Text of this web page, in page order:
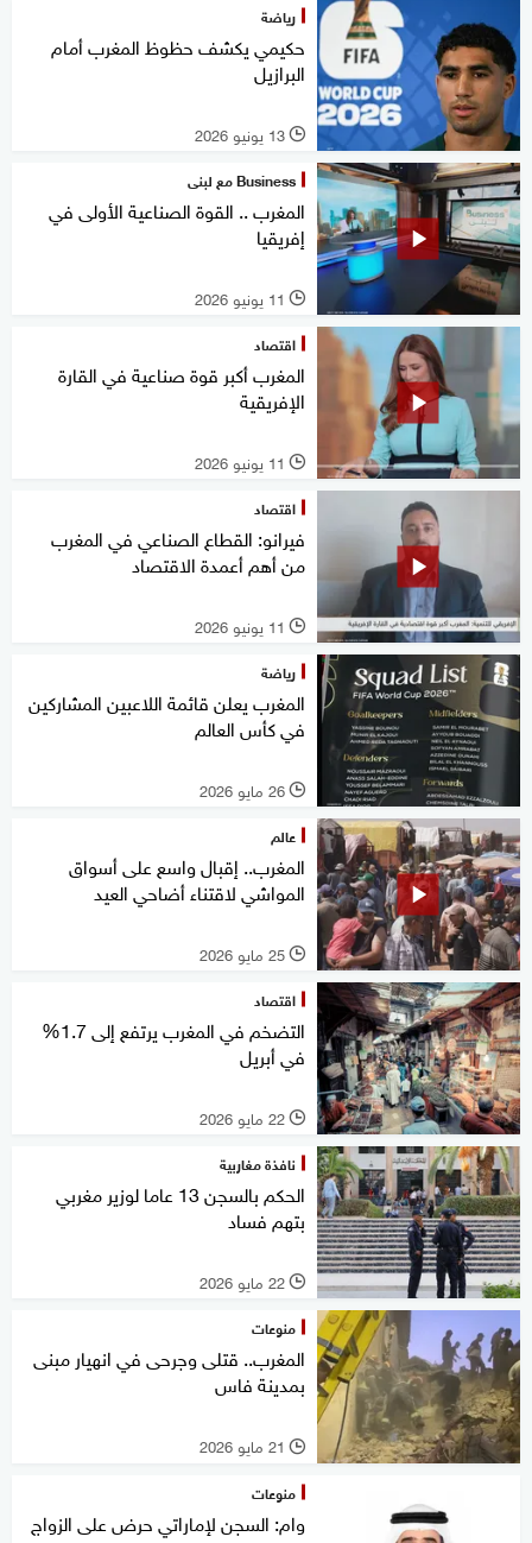
رياضة
حكيمي يكشف حظوظ المغرب أمام
البرازيل
l 13 يونيو 2026
Business مع لبنى
المغرب .. القوة الصناعية الأولى في
إفريقيا
l 11 يونيو 2026
اقتصاد
المغرب أكبر قوة صناعية في القارة
الإفريقية
l 11 يونيو 2026
اقتصاد
فيرانو: القطاع الصناعي في المغرب
من أهم أعمدة الاقتصاد
l 11 يونيو 2026
رياضة
المغرب يعلن قائمة اللاعبين المشاركين
في كأس العالم
l 26 مايو 2026
عالم
المغرب.. إقبال واسع على أسواق
المواشي لاقتناء أضاحي العيد
l 25 مايو 2026
اقتصاد
التضخم في المغرب يرتفع إلى 1.7%
في أبريل
l 22 مايو 2026
نافذة مغاربية
الحكم بالسجن 13 عاما لوزير مغربي
بتهم فساد
l 22 مايو 2026
منوعات
المغرب.. قتلى وجرحى في انهيار مبنى
بمدينة فاس
l 21 مايو 2026
منوعات
وام: السجن لإماراتي حرض على الزواج